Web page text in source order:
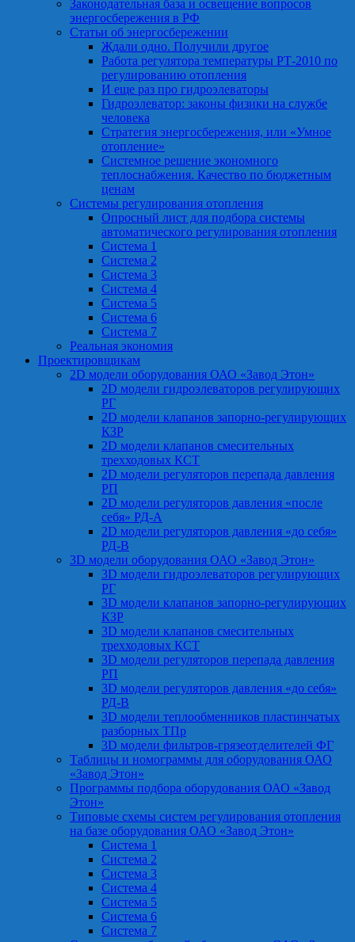
Законодательная база и освещение вопросов
энергосбережения в РФ
Статьи об энергосбережении
Ждали одно. Получили другое
Работа регулятора температуры РТ-2010 по
регулированию отопления
И еще раз про гидроэлеваторы
Гидроэлеватор: законы физики на службе
человека
Стратегия энергосбережения, или «Умное
отопление»
Системное решение экономного
теплоснабжения. Качество по бюджетным
ценам
Системы регулирования отопления
Опросный лист для подбора системы
автоматического регулирования отопления
Система 1
Система 2
Система 3
Система 4
Система 5
Система 6
Система 7
Реальная экономия
Проектировщикам
2D модели оборудования ОАО «Завод Этон»
2D модели гидроэлеваторов регулирующих
РГ
2D модели клапанов запорно-регулирующих
КЗР
2D модели клапанов смесительных
трехходовых КСТ
2D модели регуляторов перепада давления
РП
2D модели регуляторов давления «после
себя» РД-А
2D модели регуляторов давления «до себя»
РД-В
3D модели оборудования ОАО «Завод Этон»
3D модели гидроэлеваторов регулирующих
РГ
3D модели клапанов запорно-регулирующих
КЗР
3D модели клапанов смесительных
трехходовых КСТ
3D модели регуляторов перепада давления
РП
3D модели регуляторов давления «до себя»
РД-В
3D модели теплообменников пластинчатых
разборных ТПр
3D модели фильтров-грязеотделителей ФГ
Таблицы и номограммы для оборудования ОАО
«Завод Этон»
Программы подбора оборудования ОАО «Завод
Этон»
Типовые схемы систем регулирования отопления
на базе оборудования ОАО «Завод Этон»
Система 1
Система 2
Система 3
Система 4
Система 5
Система 6
Система 7